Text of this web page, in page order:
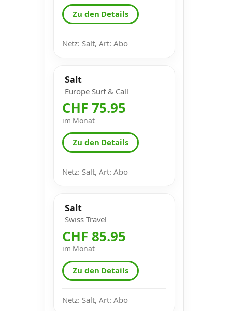
Zu den Details
Netz: Salt, Art: Abo
Salt
Europe Surf & Call
CHF 75.95
im Monat
Zu den Details
Netz: Salt, Art: Abo
Salt
Swiss Travel
CHF 85.95
im Monat
Zu den Details
Netz: Salt, Art: Abo